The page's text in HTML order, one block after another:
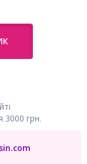
3000 грн.